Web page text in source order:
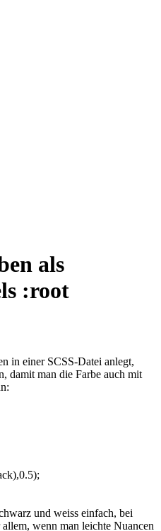
als
:root
in einer SCSS-Datei anlegt,
damit man die Farbe auch mit
und weiss einfach, bei
wenn man leichte Nuancen